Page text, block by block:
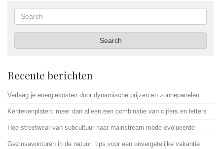
Search
Recente berichten
Verlaag je energiekosten door dynamische prijzen en zonnepanelen
Kentekenplaten: meer dan alleen een combinatie van cijfers en letters
Hoe streetwear van subcultuur naar mainstream mode evolueerde
Gezinsavonturen in de natuur: tips voor een onvergetelijke vakantie